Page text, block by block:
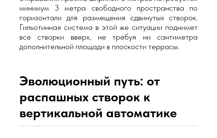
минимум 3 метра свободного пространства по
горизонтали для размещения сдвинутых створок.
Гильотинная система в этой же ситуации поднимет
все створки вверх, не требуя ни сантиметра
дополнительной площади в плоскости террасы.
Эволюционный путь: от
распашных створок к
вертикальной автоматике